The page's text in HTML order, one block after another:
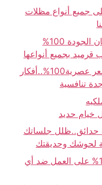
جدة خصم18%على جميع أنواع مظلات
تركيب مظلات قرميد جدة..بضمان الجودة 100%
قرميد بجميع أنواعها
بيوت شعر جدة..تصميم بيوت شعر عصرية100%..أفكار
تنافسية
جلساتك
لحوشك وحديقتك
حداد في جدة الصفا..ضمان 100% على العمل ضد أي